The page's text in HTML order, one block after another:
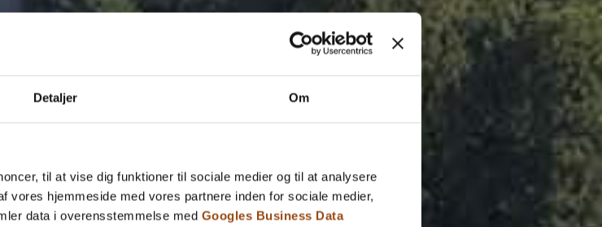
Detaljer Om
til at vise dig funktioner til sociale medier og til at analysere
vores hjemmeside med vores partnere inden for sociale medier,
data i overensstemmelse med Googles Business Data